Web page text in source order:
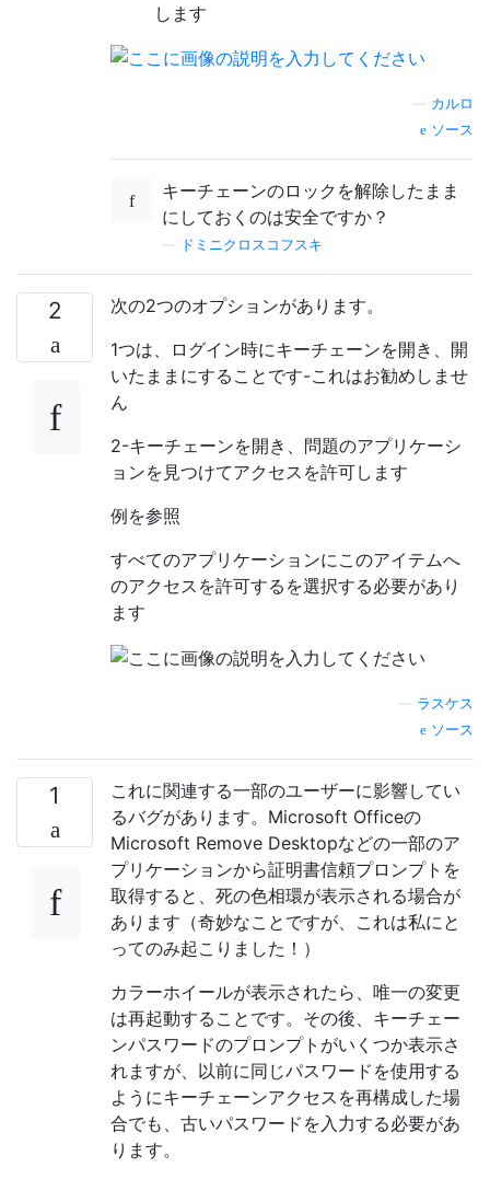
します
カルロ
ソース
キーチェーンのロックを解除したまま
にしておくのは安全ですか？
ドミニクロスコフスキ
2
次の2つのオプションがあります。
1つは、ログイン時にキーチェーンを開き、開
いたままにすることです-これはお勧めしませ
ん
2-キーチェーンを開き、問題のアプリケーシ
ョンを見つけてアクセスを許可します
例を参照
すべてのアプリケーションにこのアイテムへ
のアクセスを許可するを選択する必要があり
ます
ラスケス
ソース
1
これに関連する一部のユーザーに影響してい
るバグがあります。Microsoft Officeの
Microsoft Remove Desktopなどの一部のア
プリケーションから証明書信頼プロンプトを
取得すると、死の色相環が表示される場合が
あります（奇妙なことですが、これは私にと
ってのみ起こりました！）
カラーホイールが表示されたら、唯一の変更
は再起動することです。その後、キーチェー
ンパスワードのプロンプトがいくつか表示さ
れますが、以前に同じパスワードを使用する
ようにキーチェーンアクセスを再構成した場
合でも、古いパスワードを入力する必要があ
ります。